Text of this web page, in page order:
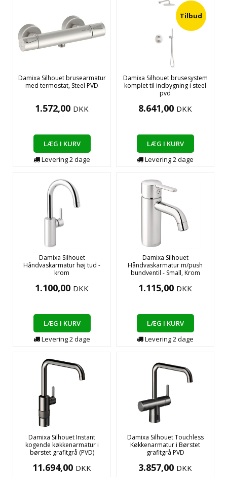
Damixa Silhouet brusearmatur
med termostat, Steel PVD
1.572,00 DKK
LÆG I KURV
Levering2dage
Tilbud
Damixa Silhouet brusesystem
komplet til indbygning i steel
pvd
8.641,00 DKK
LÆG I KURV
Levering2dage
Damixa Silhouet
Håndvaskarmatur høj tud -
krom
1.100,00 DKK
LÆG I KURV
Levering2dage
Damixa Silhouet
Håndvaskarmatur m/push
bundventil - Small, Krom
1.115,00 DKK
LÆG I KURV
Levering2dage
Damixa Silhouet Instant
kogende køkkenarmatur i
børstet grafitgrå (PVD)
11.694,00 DKK
Damixa Silhouet Touchless
Køkkenarmatur i Børstet
grafitgrå PVD
3.857,00 DKK